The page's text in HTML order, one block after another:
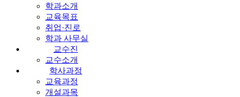
학과소개
교육목표
취업·진로
학과 사무실
교수진
교수소개
학사과정
교육과정
개설과목